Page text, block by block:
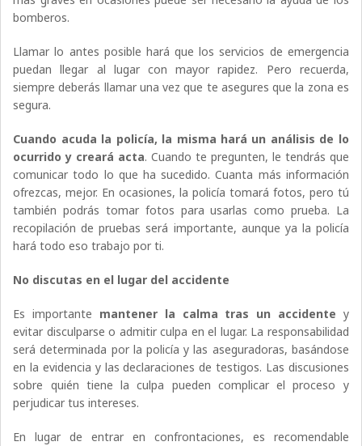
bomberos.
Llamar lo antes posible hará que los servicios de emergencia
puedan llegar al lugar con mayor rapidez. Pero recuerda,
siempre deberás llamar una vez que te asegures que la zona es
segura.
Cuando acuda la policía, la misma hará un análisis de lo
ocurrido y creará acta. Cuando te pregunten, le tendrás que
comunicar todo lo que ha sucedido. Cuanta más información
ofrezcas, mejor. En ocasiones, la policía tomará fotos, pero tú
también podrás tomar fotos para usarlas como prueba. La
recopilación de pruebas será importante, aunque ya la policía
hará todo eso trabajo por ti.
No discutas en el lugar del accidente
Es importante mantener la calma tras un accidente y
evitar disculparse o admitir culpa en el lugar. La responsabilidad
será determinada por la policía y las aseguradoras, basándose
en la evidencia y las declaraciones de testigos. Las discusiones
sobre quién tiene la culpa pueden complicar el proceso y
perjudicar tus intereses.
En lugar de entrar en confrontaciones, es recomendable